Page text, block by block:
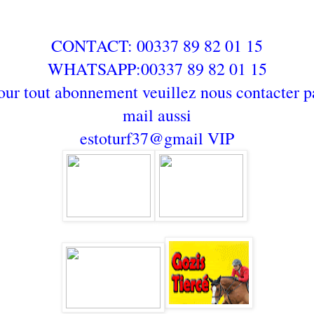
CONTACT: 00337 89 82 01 15
WHATSAPP:00337 89 82 01 15
tout abonnement veuillez nous contacter
mail aussi
estoturf37@gmail VIP